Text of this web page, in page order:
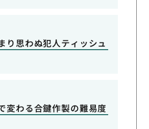
り思わぬ犯人ティッシュ
変わる合鍵作製の難易度